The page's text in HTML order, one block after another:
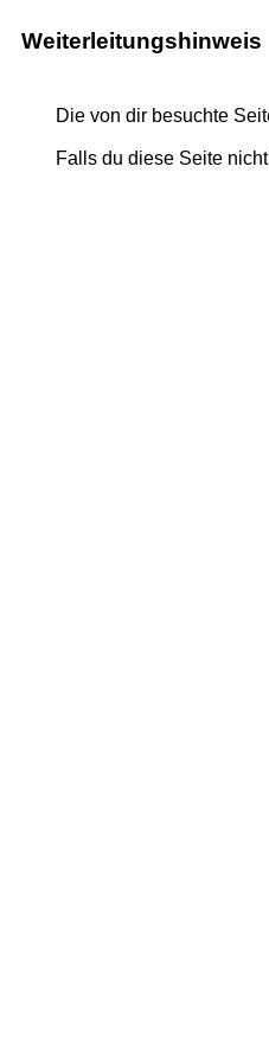
Weiterleitungshinweis
Die von dir besuchte
Falls du diese Seite